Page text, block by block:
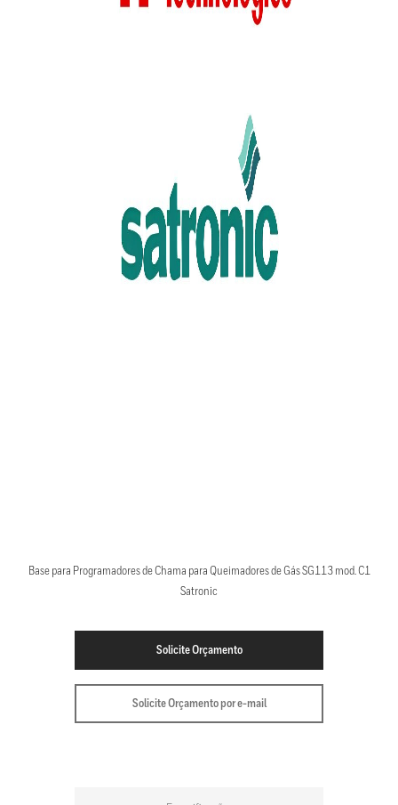
Base para Programadores de Chama para Queimadores de Gás SG113 mod. C1
Satronic
Solicite Orçamento
Solicite Orçamento por e-mail